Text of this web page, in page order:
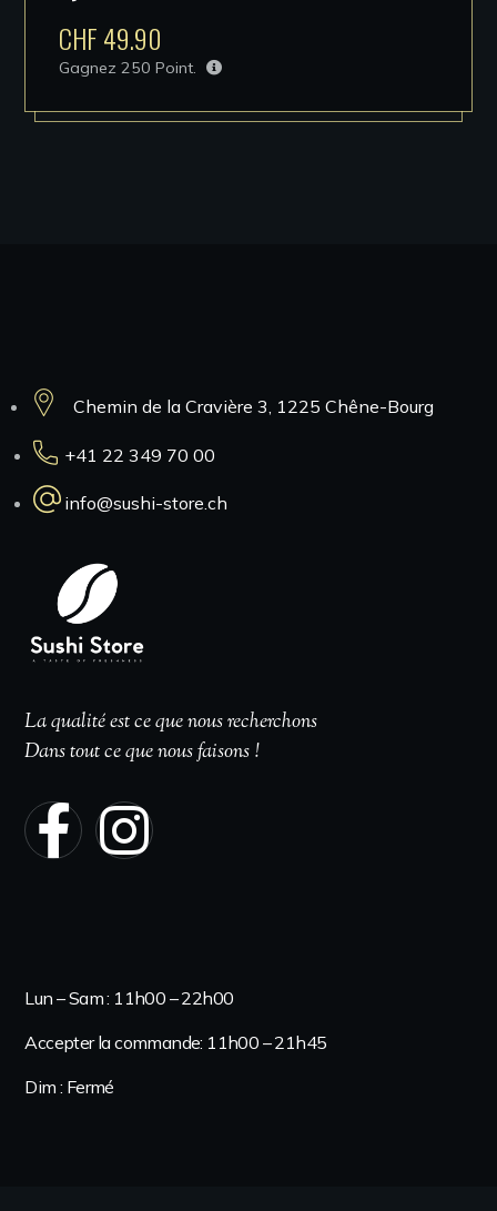
CHF49.90
Gagnez250 Point.
Chemin de la Cravière 3, 1225 Chêne-Bourg
+41 22 349 70 00
info@sushi-store.ch
La qualité est ce que nous recherchons
Dans tout ce que nous faisons !
Lun – Sam : 11h00 – 22h00
Accepter la commande: 11h00 – 21h45
Dim : Fermé